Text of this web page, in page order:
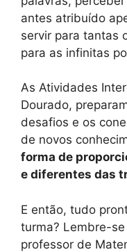
antes atribuído
servir para tantas
para as infinitas
As Atividades
Dourado,
desafios e os
de novos
forma de
e diferentes das
E então, tudo
turma? Lembre-
professor de